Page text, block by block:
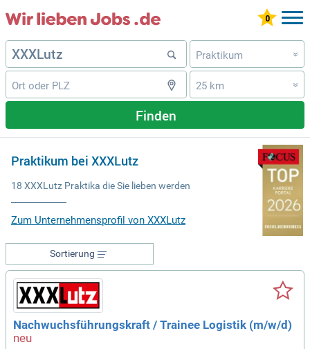
Praktikum »
25 km »
Finden
Praktikum bei XXXLutz
18 XXXLutz Praktika die Sie lieben werden
Zum Unternehmensprofil von XXXLutz
Sortierung
Nachwuchsführungskraft / Trainee Logistik (m/w/d)